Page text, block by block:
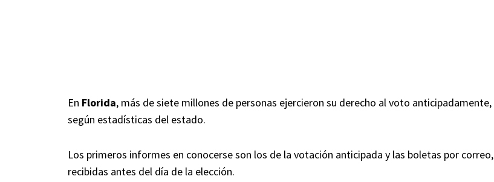
En Florida, más de siete millones de personas ejercieron su derecho al voto anticipadamente,
según estadísticas del estado.
Los primeros informes en conocerse son los de la votación anticipada y las boletas por correo,
recibidas antes del día de la elección.